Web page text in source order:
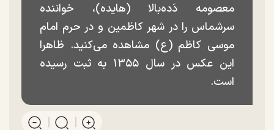
معصومه دَده‌بالا (هایده)، خواننده
سرشماس را در شهر کاظمین و در حرم امام
موسی کاظم (ع) مشاهده می‌کنید. ظاهرا
این عکس در سال ۱۳۵۵ به ثبت رسیده
است.